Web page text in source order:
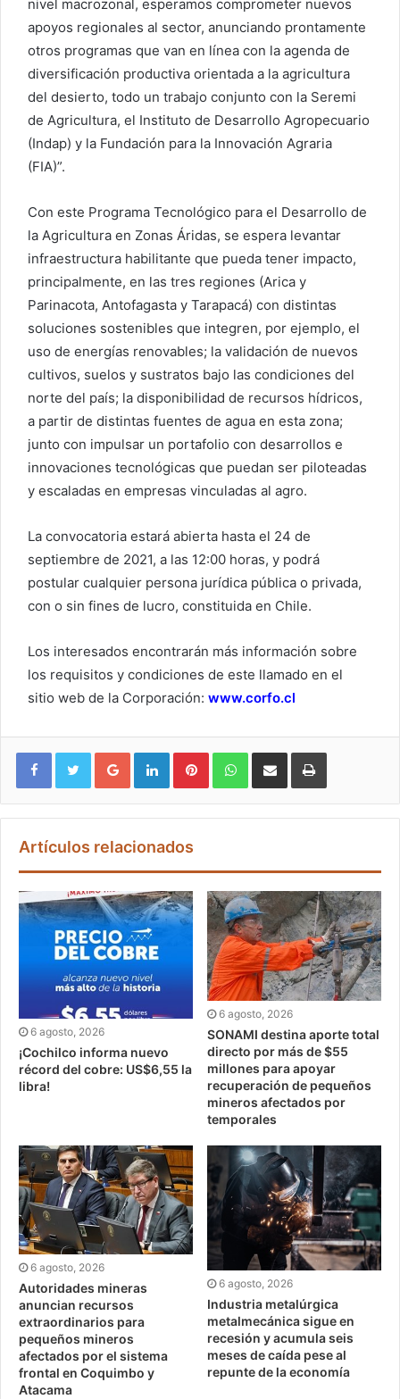
nivel macrozonal, esperamos comprometer nuevos
apoyos regionales al sector, anunciando prontamente
otros programas que van en línea con la agenda de
diversificación productiva orientada a la agricultura
del desierto, todo un trabajo conjunto con la Seremi
de Agricultura, el Instituto de Desarrollo Agropecuario
(Indap) y la Fundación para la Innovación Agraria
(FIA)”.
Con este Programa Tecnológico para el Desarrollo de
la Agricultura en Zonas Áridas, se espera levantar
infraestructura habilitante que pueda tener impacto,
principalmente, en las tres regiones (Arica y
Parinacota, Antofagasta y Tarapacá) con distintas
soluciones sostenibles que integren, por ejemplo, el
uso de energías renovables; la validación de nuevos
cultivos, suelos y sustratos bajo las condiciones del
norte del país; la disponibilidad de recursos hídricos,
a partir de distintas fuentes de agua en esta zona;
junto con impulsar un portafolio con desarrollos e
innovaciones tecnológicas que puedan ser piloteadas
y escaladas en empresas vinculadas al agro.
La convocatoria estará abierta hasta el 24 de
septiembre de 2021, a las 12:00 horas, y podrá
postular cualquier persona jurídica pública o privada,
con o sin fines de lucro, constituida en Chile.
Los interesados encontrarán más información sobre
los requisitos y condiciones de este llamado en el
sitio web de la Corporación: www.corfo.cl
Google+ LinkedIn Pinterest WhatsApp
Artículos relacionados
6 agosto, 2026
¡Cochilco informa nuevo
récord del cobre: US$6,55 la
libra!
6 agosto, 2026
SONAMI destina aporte total
directo por más de $55
millones para apoyar
recuperación de pequeños
mineros afectados por
temporales
6 agosto, 2026
Autoridades mineras
anuncian recursos
extraordinarios para
pequeños mineros
afectados por el sistema
frontal en Coquimbo y
Atacama
6 agosto, 2026
Industria metalúrgica
metalmecánica sigue en
recesión y acumula seis
meses de caída pese al
repunte de la economía